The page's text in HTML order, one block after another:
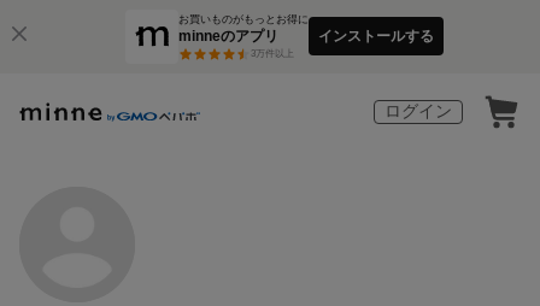
お買いものがもっとお得に
minneのアプリ
3万件以上
インストールする
ログイン